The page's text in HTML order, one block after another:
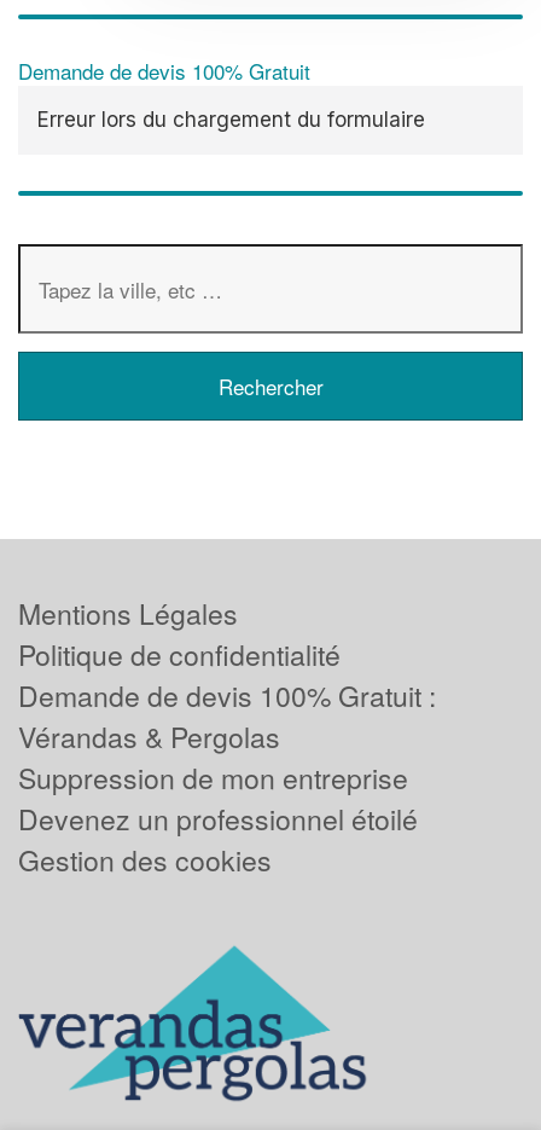
Demande de devis 100% Gratuit
Erreur lors du chargement du formulaire
Mentions Légales
Politique de confidentialité
Demande de devis 100% Gratuit :
Vérandas & Pergolas
Suppression de mon entreprise
Devenez un professionnel étoilé
Gestion des cookies